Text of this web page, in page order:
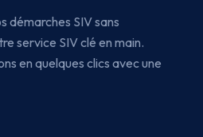
démarches SIV sans
service SIV clé en main.
en quelques clics avec une